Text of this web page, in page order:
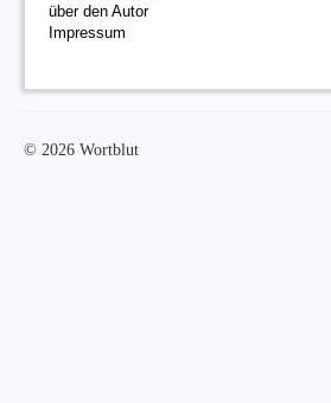
über den Autor
Impressum
© 2026 Wortblut